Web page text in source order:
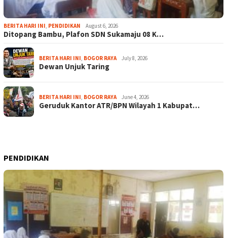
BERITA HARI INI, PENDIDIKAN August 6, 2026
Ditopang Bambu, Plafon SDN Sukamaju 08 K…
BERITA HARI INI, BOGOR RAYA July 8, 2026
Dewan Unjuk Taring
BERITA HARI INI, BOGOR RAYA June 4, 2026
Geruduk Kantor ATR/BPN Wilayah 1 Kabupat…
PENDIDIKAN